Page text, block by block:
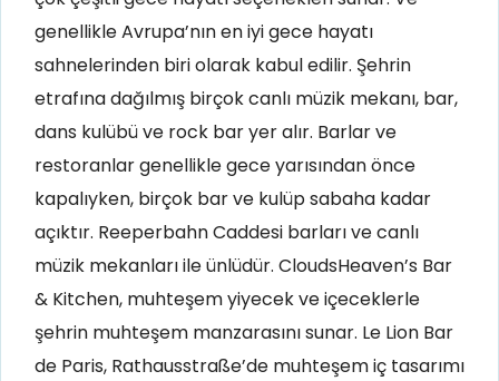
genellikle Avrupa’nın en iyi gece hayatı
sahnelerinden biri olarak kabul edilir. Şehrin
etrafına dağılmış birçok canlı müzik mekanı, bar,
dans kulübü ve rock bar yer alır. Barlar ve
restoranlar genellikle gece yarısından önce
kapalıyken, birçok bar ve kulüp sabaha kadar
açıktır. Reeperbahn Caddesi barları ve canlı
müzik mekanları ile ünlüdür. CloudsHeaven’s Bar
& Kitchen, muhteşem yiyecek ve içeceklerle
şehrin muhteşem manzarasını sunar. Le Lion Bar
de Paris, Rathausstraße’de muhteşem iç tasarımı